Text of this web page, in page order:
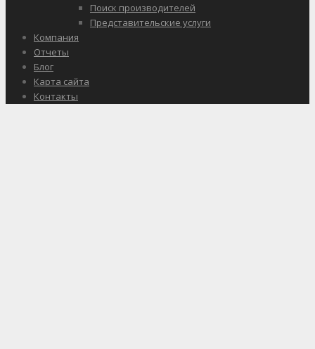
Поиск производителей
Представительские услуги
Компания
Отчеты
Блог
Карта сайта
Контакты